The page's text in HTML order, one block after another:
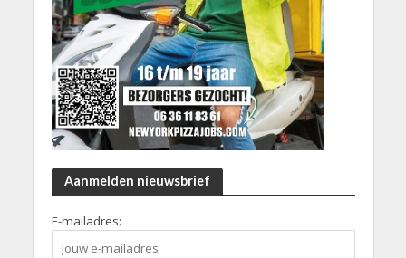
Aanmelden nieuwsbrief
E-mailadres: